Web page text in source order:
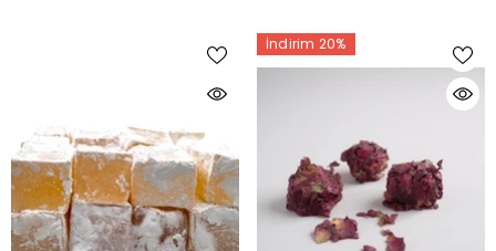
İndirim 20%